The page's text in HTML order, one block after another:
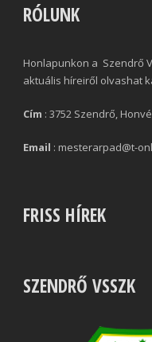
RÓLUNK
Honlapunkon a Szendrő
aktuális híreiről olvashat
Cím : 3752 Szendrő,
Email : mesterarpad@t-
FRISS HÍREK
SZENDRŐ VSSZK